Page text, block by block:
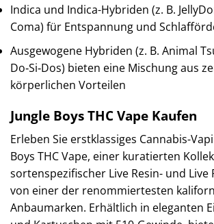
Indica und Indica-Hybriden (z. B.
Coma) für Entspannung und
Ausgewogene Hybriden (z. B. Animal
Do‑Si‑Dos) bieten eine Mischung aus
körperlichen Vorteilen
Jungle Boys THC Vape Kaufen
Erleben Sie erstklassiges Cannabis-
Boys THC Vape, einer kuratierten
sortenspezifischer Live Resin- und Live
von einer der renommiertesten
Anbaumarken. Erhältlich in eleganten